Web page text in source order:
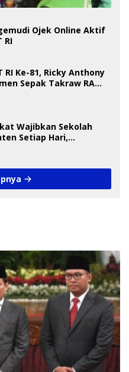
Ojek Online Aktif
RI
RI Ke-81, Ricky Anthony
Sepak Takraw RA
Wajibkan Sekolah
Setiap Hari,